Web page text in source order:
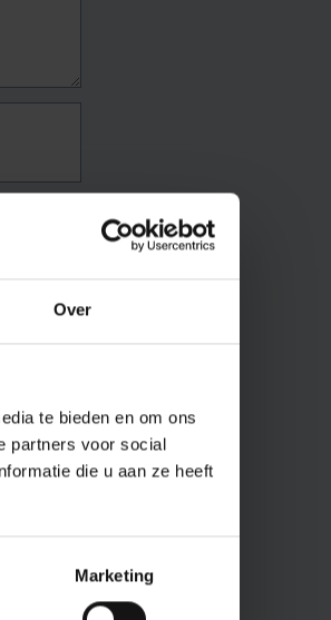
Over
te bieden en om ons
partners voor social
die u aan ze heeft
Marketing